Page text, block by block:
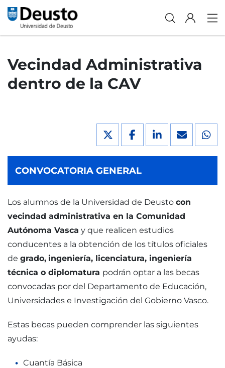
Vecindad Administrativa
dentro de la CAV
CONVOCATORIA GENERAL
Los alumnos de la Universidad de Deusto con
vecindad administrativa en la Comunidad
Autónoma Vasca y que realicen estudios
conducentes a la obtención de los títulos oficiales
de grado, ingeniería, licenciatura, ingeniería
técnica o diplomatura podrán optar a las becas
convocadas por del Departamento de Educación,
Universidades e Investigación del Gobierno Vasco.
Estas becas pueden comprender las siguientes
ayudas:
Cuantía Básica